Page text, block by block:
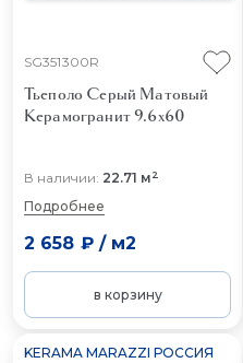
SG351300R
Тьеполо Серый Матовый
Керамогранит 9.6x60
В наличии: 22.71 м2
Подробнее
2 658 ₽/ м2
в корзину
KERAMA MARAZZI РОССИЯ